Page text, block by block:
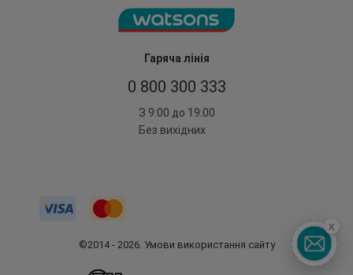
Гаряча лінія
0 800 300 333
З 9:00 до 19:00
Без вихідних
©2014 - 2026. Умови використання сайту
x